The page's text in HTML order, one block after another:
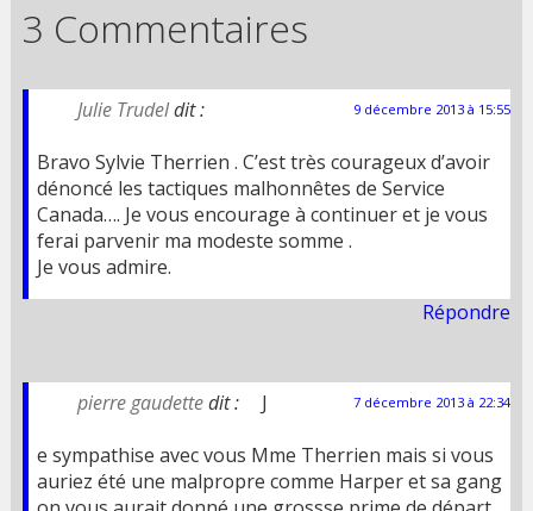
3 Commentaires
Julie Trudeldit : 9 décembre 2013 à 15:55
Bravo Sylvie Therrien . C’est très courageux d’avoir
dénoncé les tactiques malhonnêtes de Service
Canada…. Je vous encourage à continuer et je vous
ferai parvenir ma modeste somme .
Je vous admire.
Répondre
pierre gaudettedit : 7 décembre 2013 à 22:34
J
e sympathise avec vous Mme Therrien mais si vous
auriez été une malpropre comme Harper et sa gang